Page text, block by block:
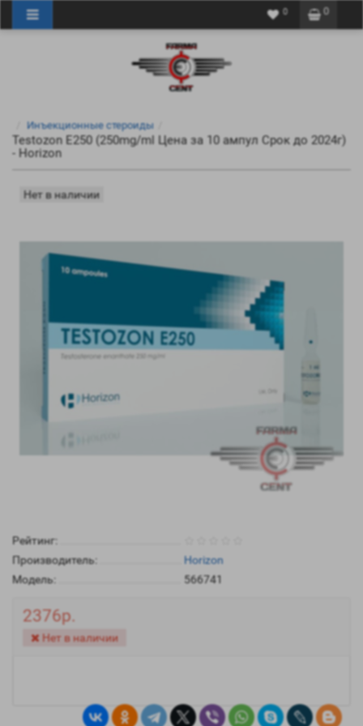
0
0
Инъекционные стероиды
Testozon E250 (250mg/ml Цена за 10 ампул Срок до 2024г)
- Horizon
Нет в наличии
Рейтинг:
Производитель:
Horizon
Модель:
566741
2376р.
Нет в наличии